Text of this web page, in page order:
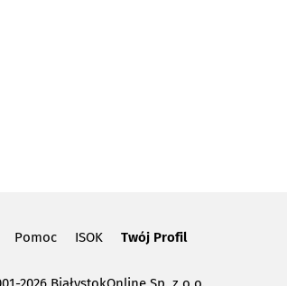
Pomoc ISOK Twój Profil